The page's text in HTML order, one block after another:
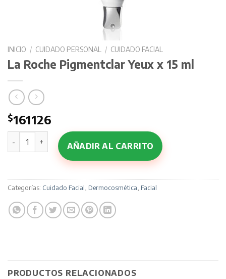
INICIO / CUIDADO PERSONAL / CUIDADO FACIAL
La Roche Pigmentclar Yeux x 15 ml
$161126
La Roche Pigmentclar Yeux x 15 ml cantidad
AÑADIR AL CARRITO
Categorías: Cuidado Facial, Dermocosmética, Facial
PRODUCTOS RELACIONADOS